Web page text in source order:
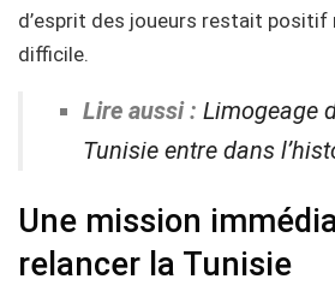
d’esprit des joueurs restait
difficile.
Lire aussi :Limogeage
Tunisie entre dans
Une mission
relancer la Tunisie